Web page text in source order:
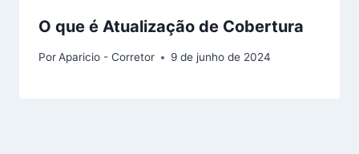
O que é Atualização de Cobertura
PorAparicio - Corretor 9 de junho de 2024